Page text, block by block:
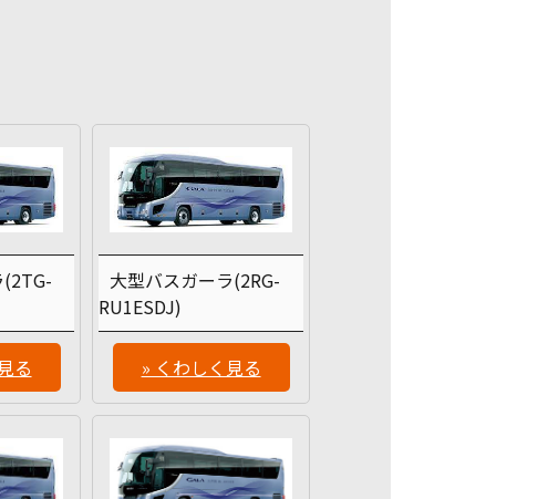
る
大型バスガーラ(2RG-
RU1ESDJ)
» くわしく見る